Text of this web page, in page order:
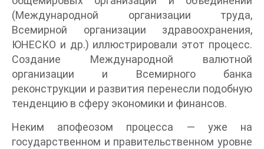
(Международной организации труда,
Всемирной организации здравоохранения,
ЮНЕСКО и др.) иллюстрировали этот процесс.
Создание Международной валютной
организации и Всемирного банка
реконструкции и развития перенесли подобную
тенденцию в сферу экономики и финансов.
Неким апофеозом процесса — уже на
государственном и правительственном уровне